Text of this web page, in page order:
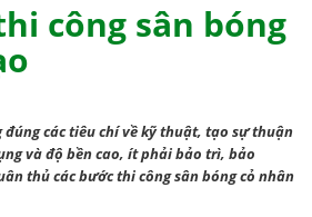
công sân bóng
các tiêu chí về kỹ thuật, tạo sự thuận
và độ bền cao, ít phải bảo trì, bảo
thủ các bước thi công sân bóng cỏ nhân